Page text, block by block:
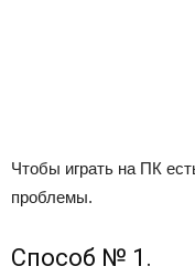
Чтобы играть на ПК
проблемы.
Способ № 1.